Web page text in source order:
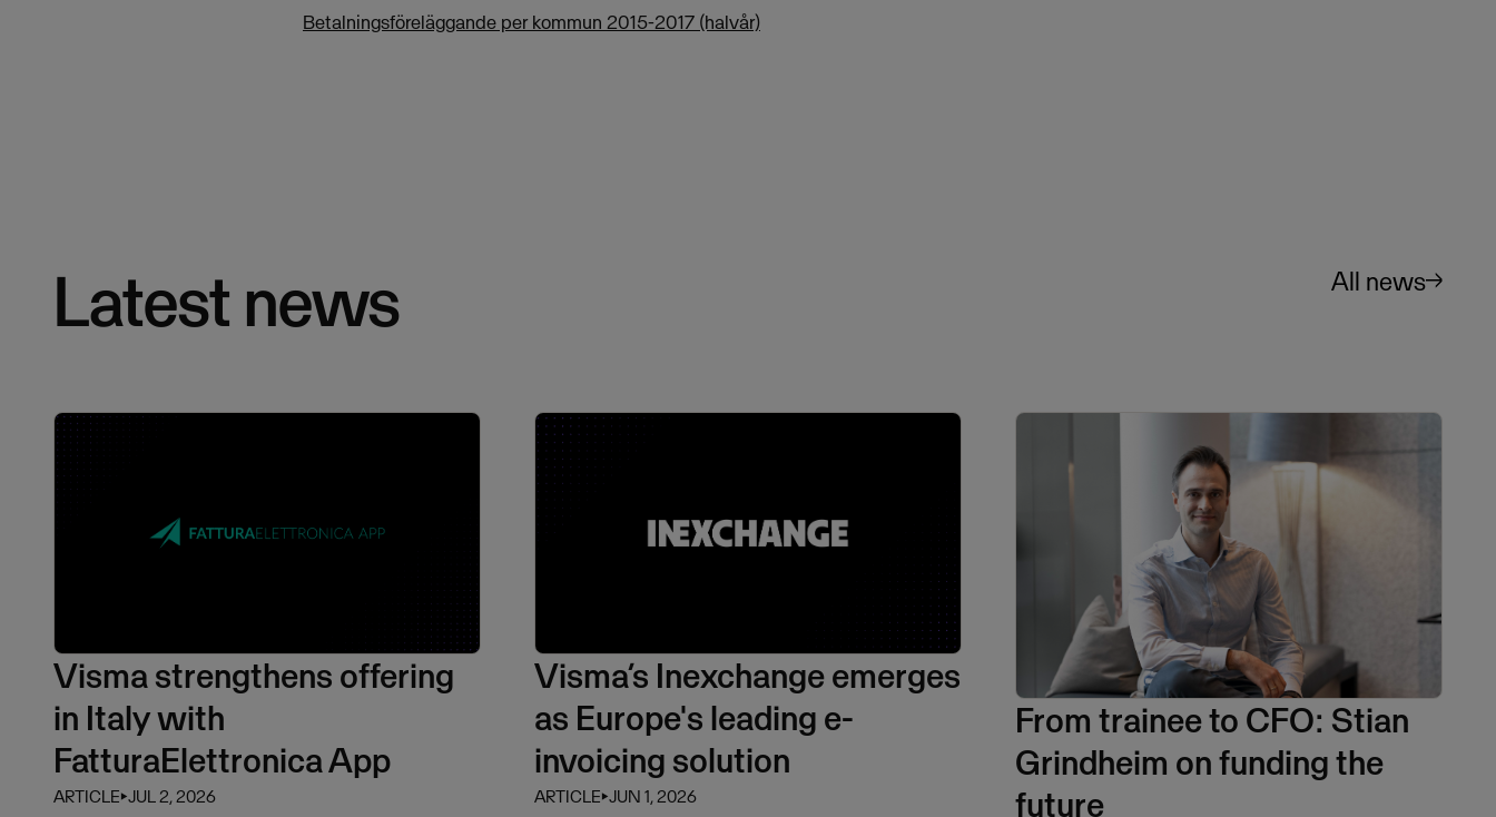
Betalningsföreläggande per kommun 2015-2017 (halvår)
Latest news All news
Visma strengthens offering
in Italy with
FatturaElettronica App
ARTICLE⏵JUL 2, 2026
Visma’s Inexchange emerges
as Europe's leading e-
invoicing solution
ARTICLE⏵JUN 1, 2026
From trainee to CFO: Stian
Grindheim on funding the
future